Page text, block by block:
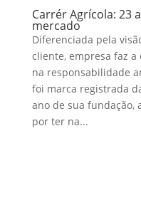
Carrér Agrícola: 23
mercado
Diferenciada pela
cliente, empresa faz
na responsabilidade
foi marca registrada
ano de sua fundação,
por ter na...